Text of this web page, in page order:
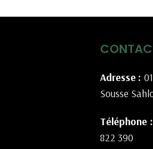
Adresse :
Sousse
Téléphone :
822 390